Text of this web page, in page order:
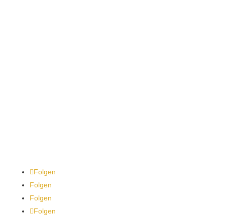
Folgen
Folgen
Folgen
Folgen